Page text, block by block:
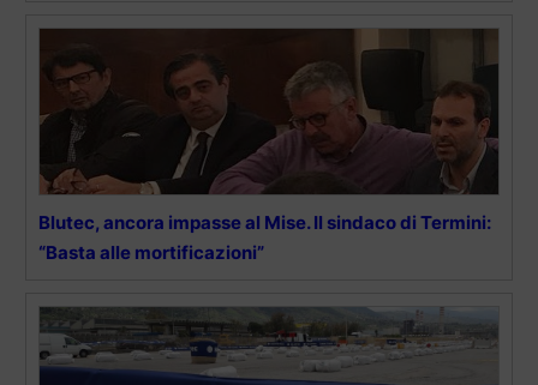
Blutec, ancora impasse al Mise. Il sindaco di Termini:
“Basta alle mortificazioni”